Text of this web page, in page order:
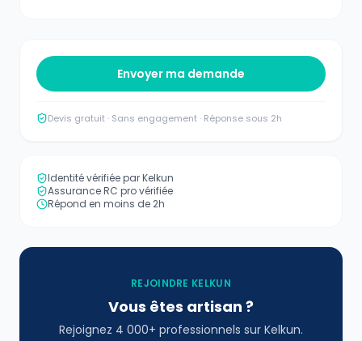
Envoyer ma demande
Devis gratuit · Sans engagement · Réponse sous 2h
Identité vérifiée par Kelkun
Assurance RC pro vérifiée
Répond en moins de 2h
REJOINDRE KELKUN
Vous êtes artisan ?
Rejoignez 4 000+ professionnels sur Kelkun.